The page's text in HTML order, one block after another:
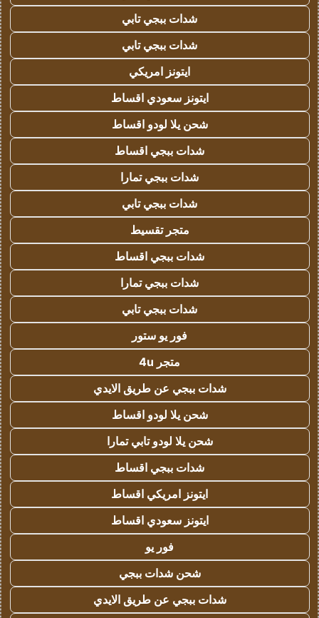
شدات ببجي تابي
شدات ببجي تابي
ايتونز امريكي
ايتونز سعودي اقساط
شحن يلا لودو اقساط
شدات ببجي اقساط
شدات ببجي تمارا
شدات ببجي تابي
متجر تقسيط
شدات ببجي اقساط
شدات ببجي تمارا
شدات ببجي تابي
فور يو ستور
متجر 4u
شدات ببجي عن طريق الايدي
شحن يلا لودو اقساط
شحن يلا لودو تابي تمارا
شدات ببجي اقساط
ايتونز امريكي اقساط
ايتونز سعودي اقساط
فور يو
شحن شدات ببجي
شدات ببجي عن طريق الايدي